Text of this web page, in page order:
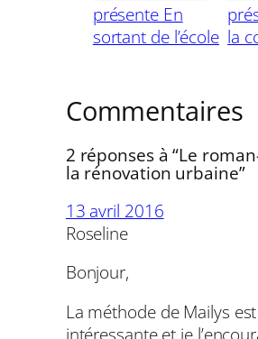
présente En
sortant de l’école la
Commentaires
2 réponses à “Le
la rénovation urbaine”
13 avril 2016
Roseline
Bonjour,
La méthode de Mailys
intéressante et je